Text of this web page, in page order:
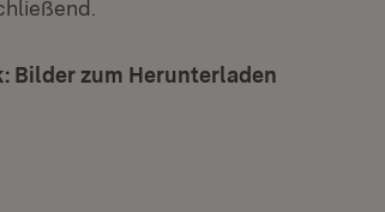
Bilder zum Herunterladen